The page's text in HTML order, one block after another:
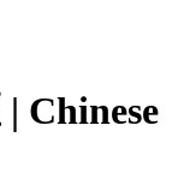
Chinese